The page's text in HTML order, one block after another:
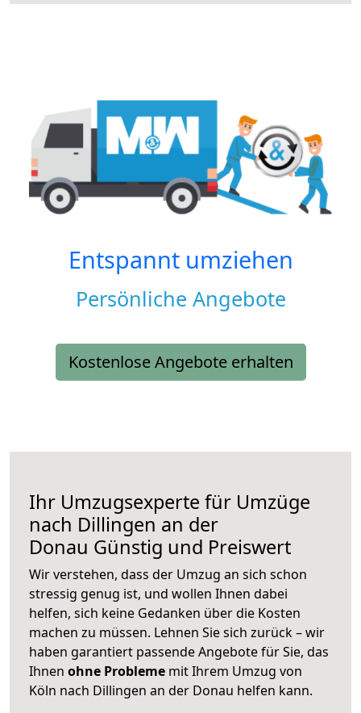
Entspannt umziehen
Persönliche Angebote
Kostenlose Angebote erhalten
Ihr Umzugsexperte für Umzüge
nach Dillingen an der
Donau Günstig und Preiswert
Wir verstehen, dass der Umzug an sich schon
stressig genug ist, und wollen Ihnen dabei
helfen, sich keine Gedanken über die Kosten
machen zu müssen. Lehnen Sie sich zurück – wir
haben garantiert passende Angebote für Sie, das
Ihnen ohne Probleme mit Ihrem Umzug von
Köln nach Dillingen an der Donau helfen kann.